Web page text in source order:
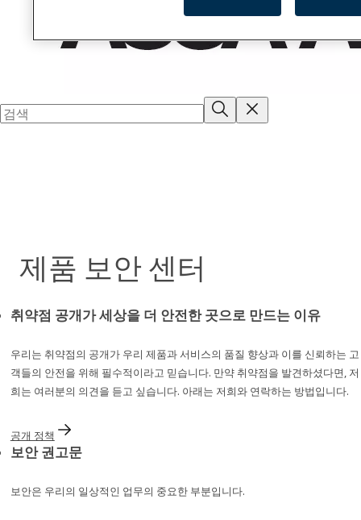
제품 보안 센터
취약점 공개가 세상을 더 안전한 곳으로 만드는 이유
우리는 취약점의 공개가 우리 제품과 서비스의 품질 향상과 이를 신뢰하는 고
객들의 안전을 위해 필수적이라고 믿습니다. 만약 취약점을 발견하셨다면, 저
희는 여러분의 의견을 듣고 싶습니다. 아래는 저희와 연락하는 방법입니다.
공개 정책
보안 권고문
보안은 우리의 일상적인 업무의 중요한 부분입니다.